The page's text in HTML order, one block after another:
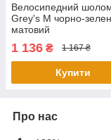
Велосипедний
Grey's М чорно-
матовий
1 136 ₴ 1 167 ₴
Купити
Про нас